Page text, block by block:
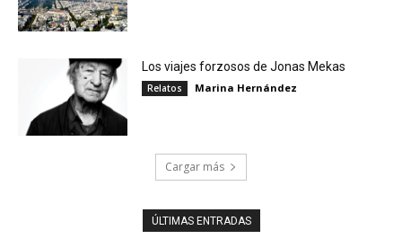
Los viajes forzosos de Jonas Mekas
Relatos Marina Hernández
Cargar más
ÚLTIMAS ENTRADAS